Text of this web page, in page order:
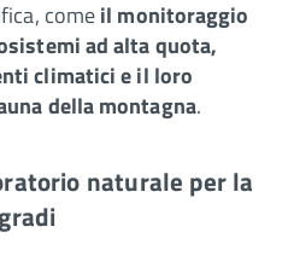
comeil monitoraggio
ad alta quota,
climatici e il loro
della montagna.
naturale per la